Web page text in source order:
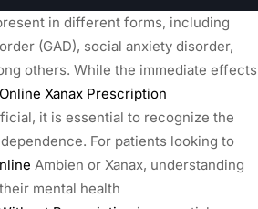
in different forms, including
(GAD), social anxiety disorder,
others. While the immediate effects
Xanax Prescription
it is essential to recognize the
For patients looking to
Ambien or Xanax, understanding
mental health